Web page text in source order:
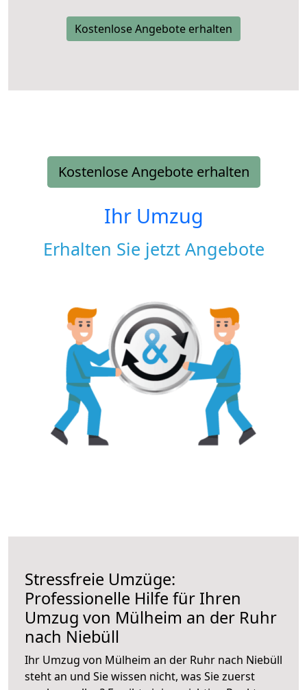
Kostenlose Angebote erhalten
Kostenlose Angebote erhalten
Ihr Umzug
Erhalten Sie jetzt Angebote
Stressfreie Umzüge:
Professionelle Hilfe für Ihren
Umzug von Mülheim an der Ruhr
nach Niebüll
Ihr Umzug von Mülheim an der Ruhr nach Niebüll
steht an und Sie wissen nicht, was Sie zuerst